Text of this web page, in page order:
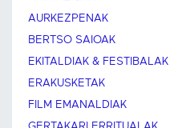
AURKEZPENAK
BERTSO SAIOAK
EKITALDIAK & FESTIBALAK
ERAKUSKETAK
FILM EMANALDIAK